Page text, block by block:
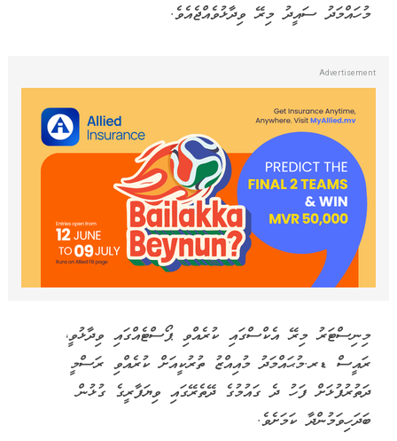
މުހައްމަދު ސައީދު މިރޭ ވިދާޅުވެއްޖެއެވެ.
މިނިސްޓަރު މިރޭ އެކްސްގައި ކުރެއްވި ޕޯސްޓެއްގައި ވިދާޅުވީ،
ރައީސް ޑރ.މުޙައްމަދު މުއިއްޒު ތުރުކީއަށް ކުރެއްވި ރަސްމީ
ދަތުރުފުޅަށް ފަހު ދެ ގައުމުގެ ދޭތެރޭގައި ވިޔަފާރީގެ ގުޅުން
ބަދަހިވަމުންދާ ކަމަށެވެ.